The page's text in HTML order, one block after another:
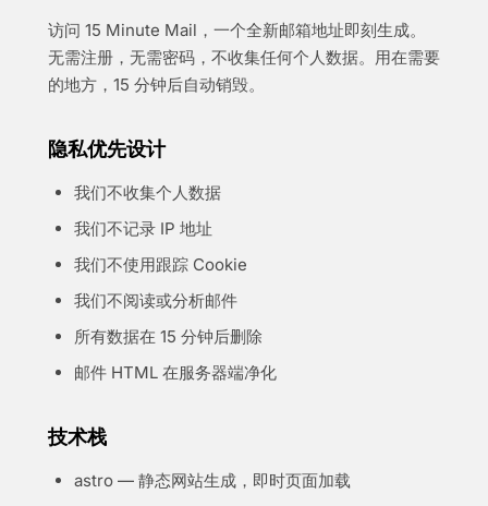
访问 15 Minute Mail，一个全新邮箱地址即刻生成。
无需注册，无需密码，不收集任何个人数据。用在需要
的地方，15 分钟后自动销毁。
隐私优先设计
我们不收集个人数据
我们不记录 IP 地址
我们不使用跟踪 Cookie
我们不阅读或分析邮件
所有数据在 15 分钟后删除
邮件 HTML 在服务器端净化
技术栈
astro — 静态网站生成，即时页面加载